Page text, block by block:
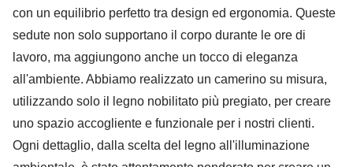
con un equilibrio perfetto tra design ed ergonomia. Queste
sedute non solo supportano il corpo durante le ore di
lavoro, ma aggiungono anche un tocco di eleganza
all'ambiente. Abbiamo realizzato un camerino su misura,
utilizzando solo il legno nobilitato più pregiato, per creare
uno spazio accogliente e funzionale per i nostri clienti.
Ogni dettaglio, dalla scelta del legno all'illuminazione